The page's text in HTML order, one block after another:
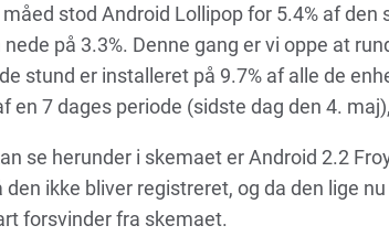
stod Android Lollipop for 5.4% af
nede på 3.3%. Denne gang er vi oppe at
stund er installeret på 9.7% af alle de
en 7 dages periode (sidste dag den 4.
se herunder i skemaet er Android 2.2
den ikke bliver registreret, og da den lige
forsvinder fra skemaet.